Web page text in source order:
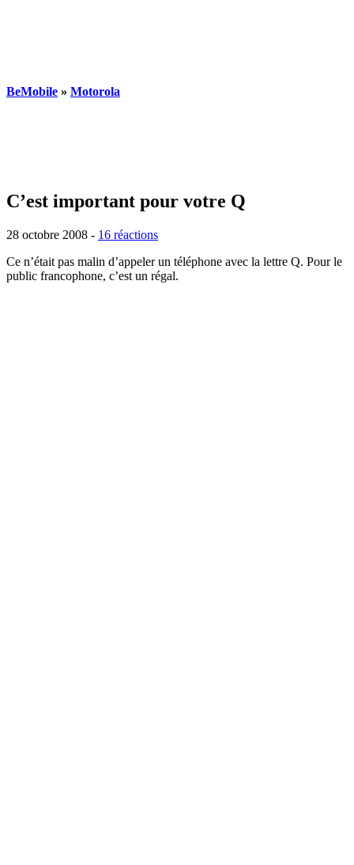
BeMobile » Motorola
C’est important pour votre Q
28 octobre 2008 - 16 réactions
Ce n’était pas malin d’appeler un téléphone avec la lettre Q. Pour le
public francophone, c’est un régal.